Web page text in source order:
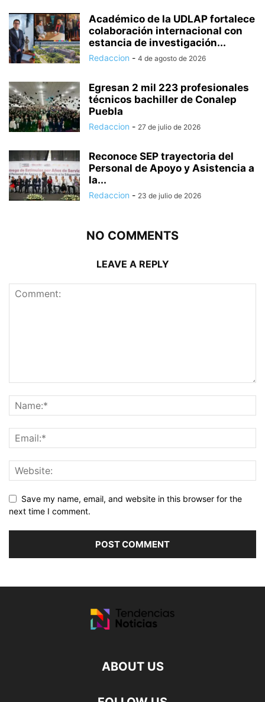
Académico de la UDLAP fortalece
colaboración internacional con
estancia de investigación...
Redaccion - 4 de agosto de 2026
Egresan 2 mil 223 profesionales
técnicos bachiller de Conalep
Puebla
Redaccion - 27 de julio de 2026
Reconoce SEP trayectoria del
Personal de Apoyo y Asistencia a
la...
Redaccion - 23 de julio de 2026
NO COMMENTS
LEAVE A REPLY
Save my name, email, and website in this browser for the
next time I comment.
ABOUT US